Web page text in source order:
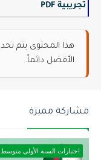
تجريبية PDF
هذا المحتوى يتم
الأفضل دائماً.
مشاركة مميزة
اختبارات السنة الأولى متوسط